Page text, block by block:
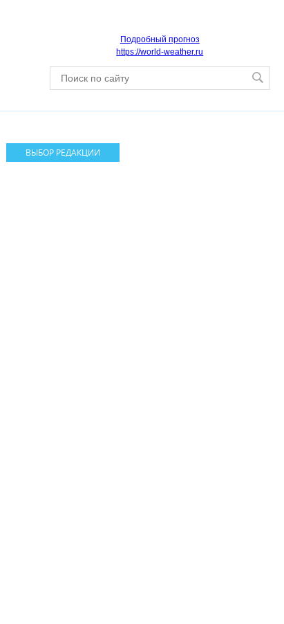
Подробный прогноз
https://world-weather.ru
ВЫБОР РЕДАКЦИИ